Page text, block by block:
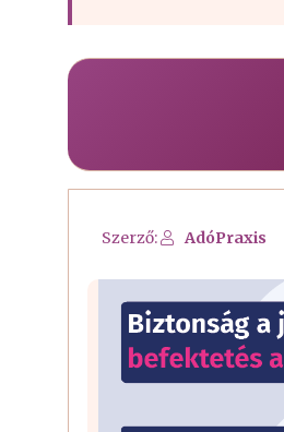
Szerző: AdóPraxis